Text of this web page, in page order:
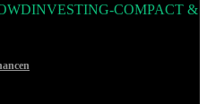
COMPACT &